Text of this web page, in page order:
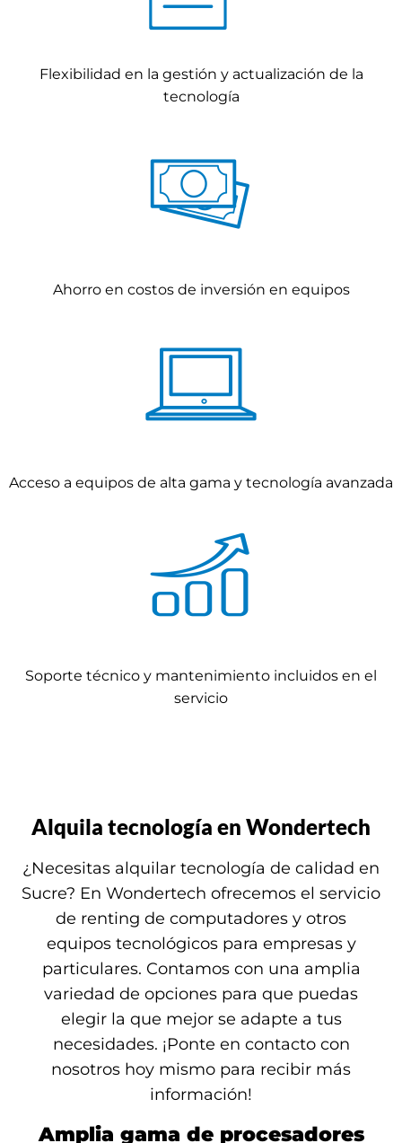
Flexibilidad en la gestión y actualización de la
tecnología
Ahorro en costos de inversión en equipos
Acceso a equipos de alta gama y tecnología avanzada
Soporte técnico y mantenimiento incluidos en el
servicio
Alquila tecnología en Wondertech
¿Necesitas alquilar tecnología de calidad en
Sucre? En Wondertech ofrecemos el servicio
de renting de computadores y otros
equipos tecnológicos para empresas y
particulares. Contamos con una amplia
variedad de opciones para que puedas
elegir la que mejor se adapte a tus
necesidades. ¡Ponte en contacto con
nosotros hoy mismo para recibir más
información!
Amplia gama de procesadores